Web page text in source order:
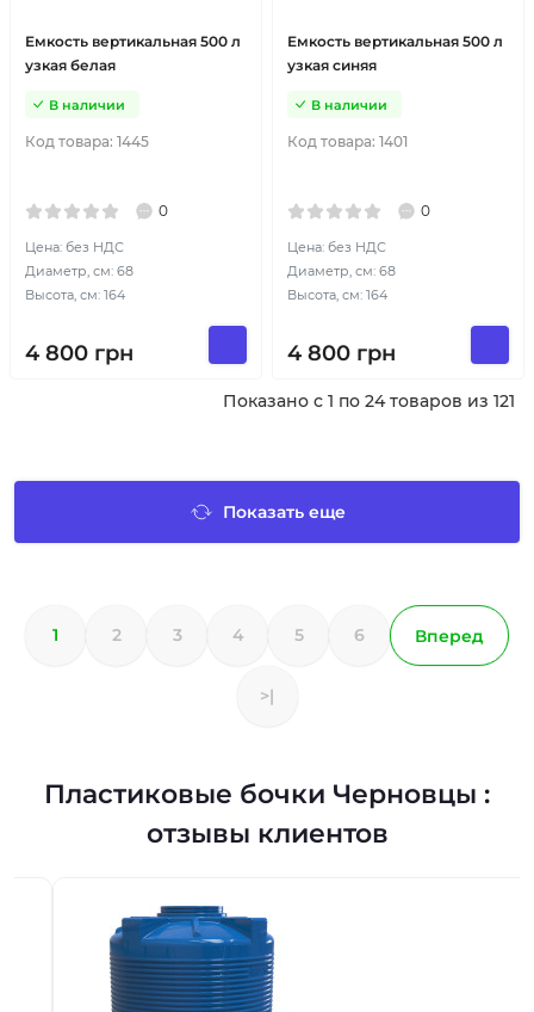
Емкость вертикальная 500 л
узкая белая
Код товара: 1445
В наличии
0
Цена: без НДС
Диаметр, см: 68
Высота, см: 164
4 800 грн
Емкость вертикальная 500 л
узкая синяя
Код товара: 1401
В наличии
0
Цена: без НДС
Диаметр, см: 68
Высота, см: 164
4 800 грн
Показано с 1 по 24 товаров из 121
Показать еще
1 2 3 4 5 6 Вперед
>|
Пластиковые бочки Черновцы :
отзывы клиентов